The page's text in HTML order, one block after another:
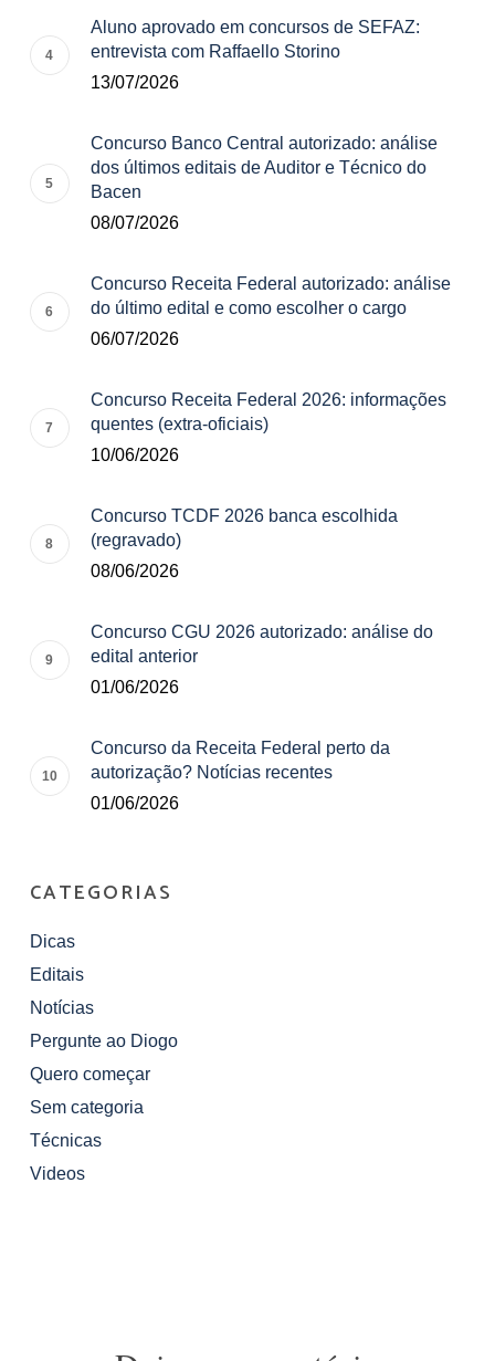
Aluno aprovado em concursos de SEFAZ:
entrevista com Raffaello Storino
13/07/2026
Concurso Banco Central autorizado: análise
dos últimos editais de Auditor e Técnico do
Bacen
08/07/2026
Concurso Receita Federal autorizado: análise
do último edital e como escolher o cargo
06/07/2026
Concurso Receita Federal 2026: informações
quentes (extra-oficiais)
10/06/2026
Concurso TCDF 2026 banca escolhida
(regravado)
08/06/2026
Concurso CGU 2026 autorizado: análise do
edital anterior
01/06/2026
Concurso da Receita Federal perto da
autorização? Notícias recentes
01/06/2026
CATEGORIAS
Dicas
Editais
Notícias
Pergunte ao Diogo
Quero começar
Sem categoria
Técnicas
Videos